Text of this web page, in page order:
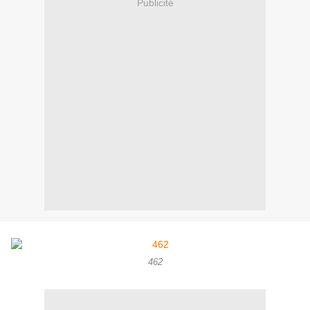
Publicité
462